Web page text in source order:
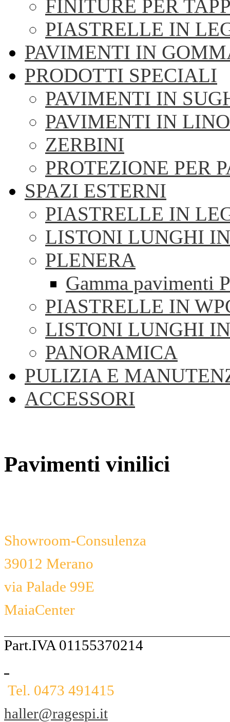
FINITURE PER
PIASTRELLE IN
PAVIMENTI IN
PRODOTTI SPECIALI
PAVIMENTI IN
PAVIMENTI IN
ZERBINI
PROTEZIONE PER
SPAZI ESTERNI
PIASTRELLE IN
LISTONI LUNGHI
PLENERA
Gamma pavimenti
PIASTRELLE IN
LISTONI LUNGHI
PANORAMICA
PULIZIA E
ACCESSORI
Pavimenti vinilici
Showroom-Consulenza
39012 Merano
via Palade 99E
MaiaCenter
Part.IVA 01155370214
Tel. 0473 491415
haller@ragespi.it